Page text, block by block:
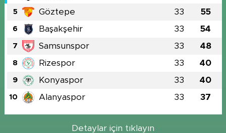
5 Göztepe 33 55
6 Başakşehir 33 54
7 Samsunspor 33 48
8 Rizespor 33 40
9 Konyaspor 33 40
10 Alanyaspor 33 37
Detaylar için tıklayın